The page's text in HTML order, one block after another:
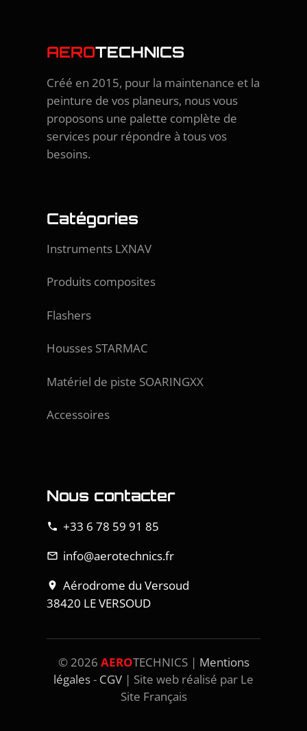
AEROTECHNICS
Créé en 2015, pour la maintenance et la
peinture de vos planeurs, nous vous
proposons une palette complète de
services pour répondre à tous vos
besoins.
Catégories
Instruments LXNAV
Produits composites
Flashers
Housses STARMAC
Matériel de piste SOARINGXX
Accessoires
Nous contacter
phone +33 6 78 59 91 85
mail_outline info@aerotechnics.fr
location_on Aérodrome du Versoud
38420 LE VERSOUD
© 2026 AEROTECHNICS | Mentions
légales- CGV | Site web réalisé par Le
Site Français